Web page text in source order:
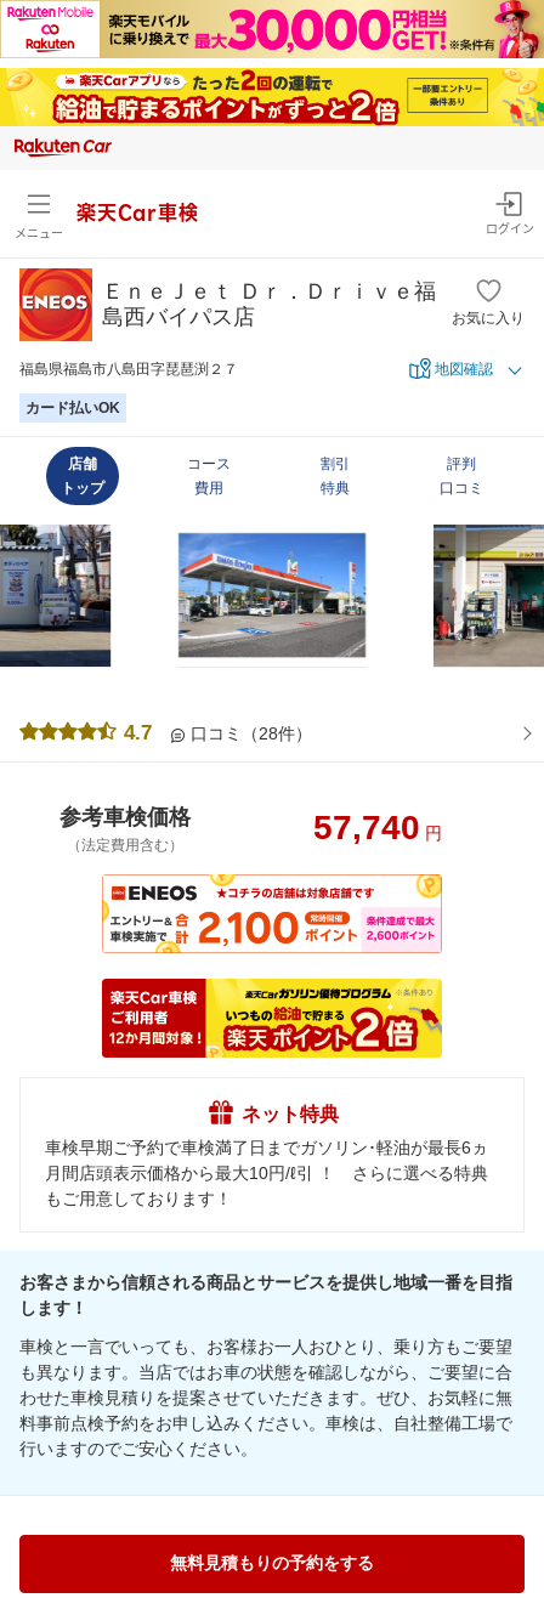
メニュー
楽天Car車検
ログイン
ＥｎｅＪｅｔ Ｄｒ．Ｄｒｉｖｅ福
島西バイパス店
お気に入り
福島県福島市八島田字琵琶渕２７ 地図確認
カード払いOK
店舗
トップ
コース
費用
割引
特典
評判
口コミ
4.7 口コミ（28件）
参考車検価格
（法定費用含む） 57,740 円
ネット特典
車検早期ご予約で車検満了日までガソリン･軽油が最長6ヵ
月間店頭表示価格から最大10円/ℓ引 ！ さらに選べる特典
もご用意しております！
お客さまから信頼される商品とサービスを提供し地域一番を目指
します！
車検と一言でいっても、お客様お一人おひとり、乗り方もご要望
も異なります。当店ではお車の状態を確認しながら、ご要望に合
わせた車検見積りを提案させていただきます。ぜひ、お気軽に無
料事前点検予約をお申し込みください。車検は、自社整備工場で
行いますのでご安心ください。
無料見積もりの予約をする